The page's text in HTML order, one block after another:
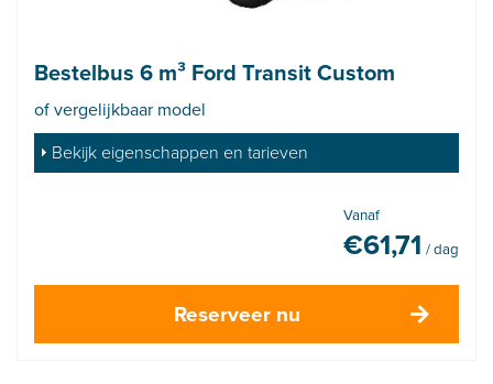
Bestelbus 6 m³ Ford Transit Custom
of vergelijkbaar model
Bekijk eigenschappen en tarieven
Vanaf
€61,71 / dag
Reserveer nu